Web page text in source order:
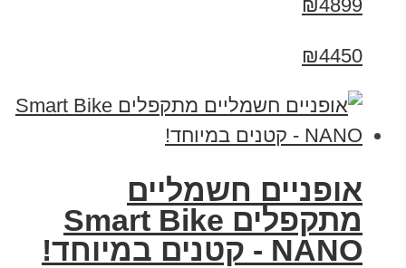
₪4899
₪4450
אופניים חשמליים
מתקפלים Smart Bike
NANO - קטנים במיוחד!